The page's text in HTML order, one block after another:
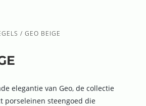
/ GEO BEIGE
elegantie van Geo, de collectie
porseleinen steengoed die